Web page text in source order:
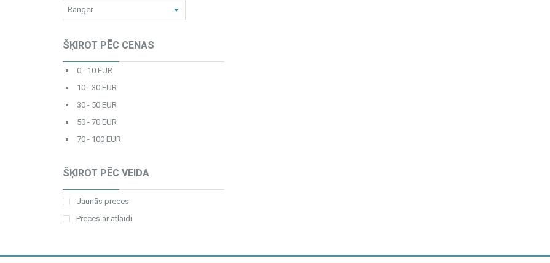
ŠĶIROT PĒC CENAS
0 - 10 EUR
10 - 30 EUR
30 - 50 EUR
50 - 70 EUR
70 - 100 EUR
ŠĶIROT PĒC VEIDA
Jaunās preces
Preces ar atlaidi